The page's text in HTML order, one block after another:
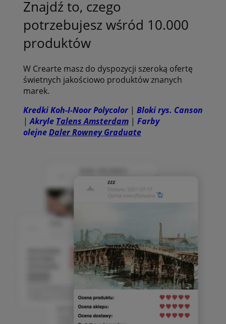
Znajdź to, czego
potrzebujesz wśród 10.000
produktów
W Crearte masz do dyspozycji szeroką ofertę
świetnych jakościowo produktów znanych
marek.
Kredki Koh-I-Noor Polycolor| Bloki rys. Canson
|Akryle Talens Amsterdam| Farby
olejneDaler Rowney Graduate